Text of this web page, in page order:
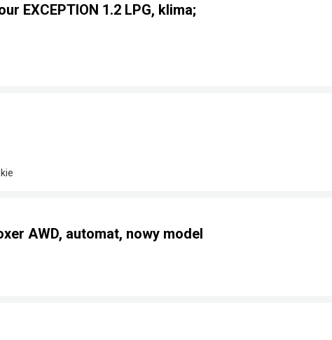
EXCEPTION 1.2 LPG, klima;
AWD, automat, nowy model